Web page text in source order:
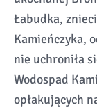
Łabudka,
Kamieńczyka,
nie uchroniła
Wodospad
opłakujących